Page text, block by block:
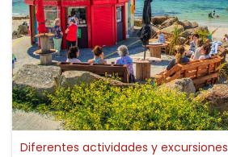
Diferentes actividades y excursiones